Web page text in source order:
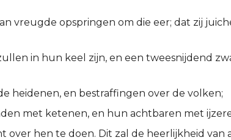
vreugde opspringen om die eer; dat zij
in hun keel zijn, en een tweesnijdend
heidenen, en bestraffingen over de volken;
met ketenen, en hun achtbaren met
over hen te doen. Dit zal de heerlijkheid van